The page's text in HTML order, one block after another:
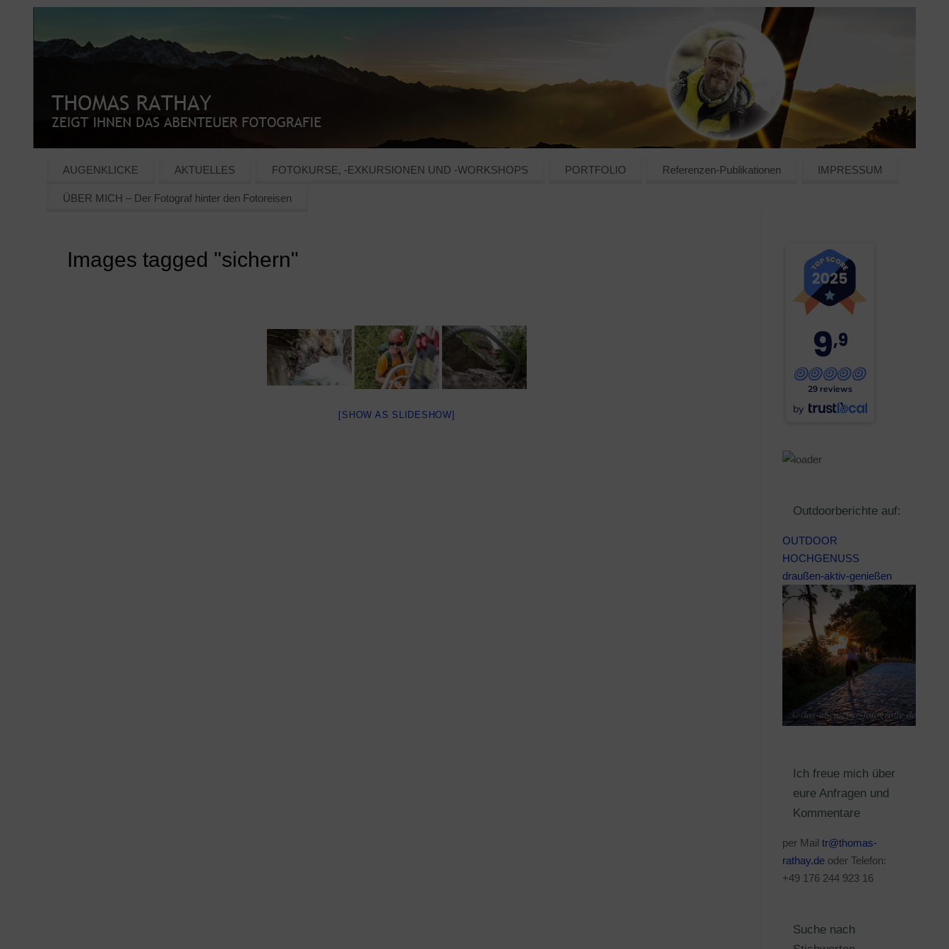
AUGENKLICKE AKTUELLES FOTOKURSE, -EXKURSIONEN UND -WORKSHOPS PORTFOLIO Referenzen-Publikationen IMPRESSUM
ÜBER MICH – Der Fotograf hinter den Fotoreisen
Images tagged "sichern"
[SHOW AS SLIDESHOW]
9,9
29 reviews
by
Outdoorberichte auf:
OUTDOOR
HOCHGENUSS
draußen-aktiv-genießen
Ich freue mich über
eure Anfragen und
Kommentare
per Mail tr@thomas-
rathay.de oder Telefon:
+49 176 244 923 16
Suche nach